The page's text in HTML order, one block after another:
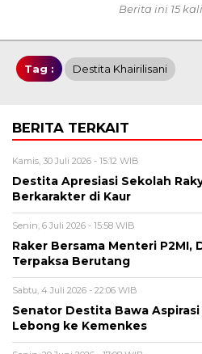
Berita ini 15
Tag : Destita Khairilisani
BERITA TERKAIT
Kamis, 30 Juli 2026 - 15:12 WIB
Destita Apresiasi Sekolah
Berkarakter di Kaur
Senin, 6 Juli 2026 - 15:58 WIB
Raker Bersama Menteri P2MI,
Terpaksa Berutang
Sabtu, 4 Juli 2026 - 22:06 WIB
Senator Destita Bawa Aspirasi
Lebong ke Kemenkes